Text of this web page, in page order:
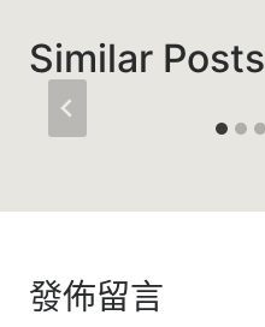
Similar Posts
發佈留言